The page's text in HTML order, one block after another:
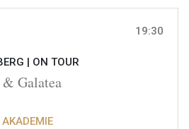
19:30
| ON TOUR
Galatea